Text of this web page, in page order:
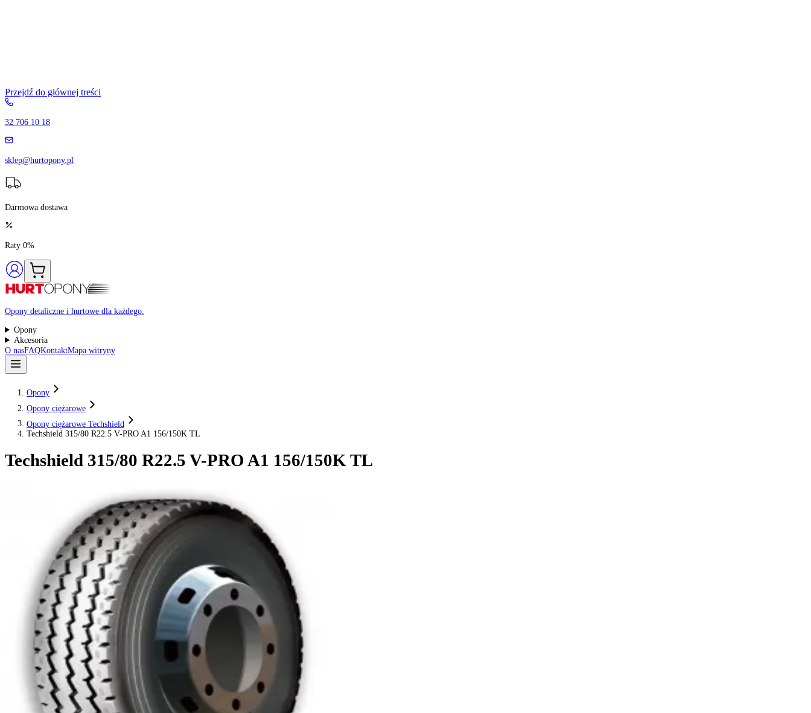
Przejdź do głównej treści
32 706 10 18
sklep@hurtopony.pl
Darmowa dostawa
Raty 0%
Opony detaliczne i hurtowe dla każdego.
Opony
O nasFAQKontakt
Opony
Opony ciężarowe
Techshield 315/80 R22.5 V-PRO A1 156/150K TL